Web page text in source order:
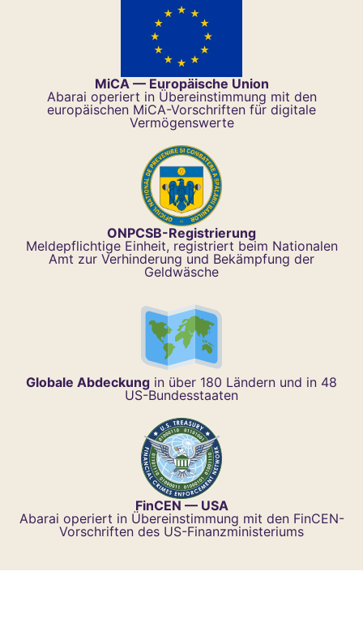
MiCA — Europäische Union
Abarai operiert in Übereinstimmung mit den
europäischen MiCA-Vorschriften für digitale
Vermögenswerte
ONPCSB-Registrierung
Meldepflichtige Einheit, registriert beim Nationalen
Amt zur Verhinderung und Bekämpfung der
Geldwäsche
Globale Abdeckung in über 180 Ländern und in 48
US-Bundesstaaten
FinCEN — USA
Abarai operiert in Übereinstimmung mit den FinCEN-
Vorschriften des US-Finanzministeriums